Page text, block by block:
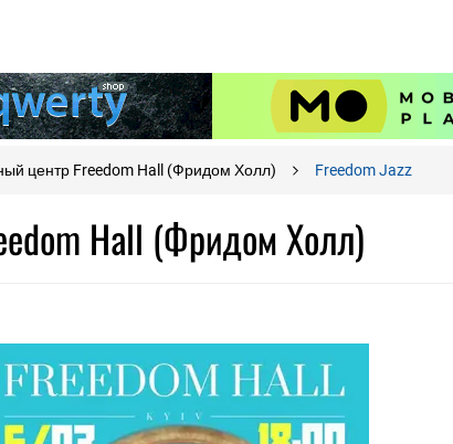
центр Freedom Hall (Фридом Холл) Freedom Jazz
Hall (Фридом Холл)